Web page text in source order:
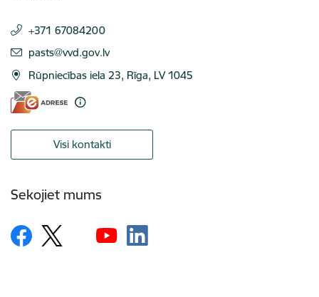
+371 67084200
E-pasts:
pasts@vvd.gov.lv
Rūpniecības iela 23, Rīga, LV 1045
Visi kontakti
Sekojiet mums